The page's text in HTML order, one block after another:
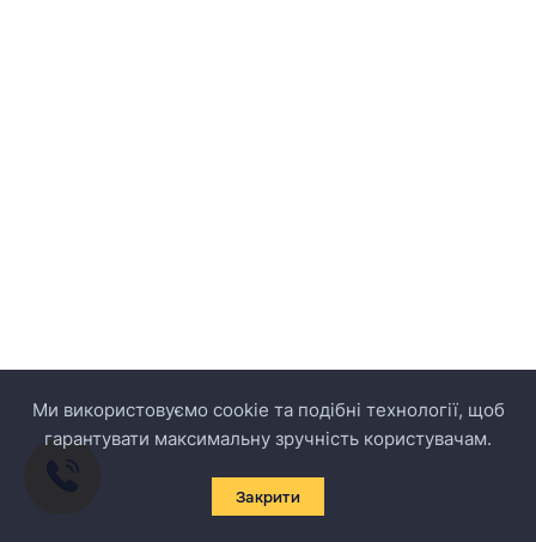
Ми використовуємо cookie та подібні технології, щоб
гарантувати максимальну зручність користувачам.
Закрити